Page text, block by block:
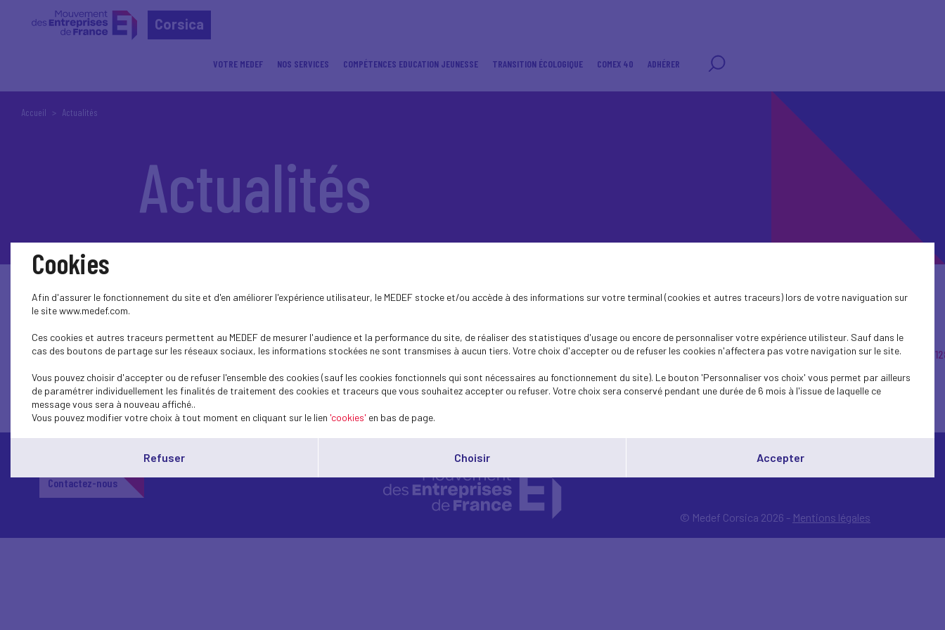
Corsica
VOTRE MEDEF NOS SERVICES COMPÉTENCES EDUCATION JEUNESSE TRANSITION ÉCOLOGIQUE COMEX 40 ADHÉRER
Accueil Actualités
Actualités
1... 155 154 153 152 151 150 149 148 147 146
145
143
141 140 139 138 137 136 135 134 133 132 131 130
Contactez-nous
© Medef Corsica 2026 - Mentions légales
Cookies
Afin d'assurer le fonctionnement du site et d'en améliorer l'expérience utilisateur, le MEDEF stocke et/ou accède à des informations sur votre terminal (cookies et autres traceurs) lors de votre naviguation sur
le site www.medef.com.
Ces cookies et autres traceurs permettent au MEDEF de mesurer l'audience et la performance du site, de réaliser des statistiques d'usage ou encore de personnaliser votre expérience utilisteur. Sauf dans le
cas des boutons de partage sur les réseaux sociaux, les informations stockées ne sont transmises à aucun tiers. Votre choix d'accepter ou de refuser les cookies n'affectera pas votre navigation sur le site.
Vous pouvez choisir d'accepter ou de refuser l'ensemble des cookies (sauf les cookies fonctionnels qui sont nécessaires au fonctionnement du site). Le bouton 'Personnaliser vos choix' vous permet par ailleurs
de paramétrer individuellement les finalités de traitement des cookies et traceurs que vous souhaitez accepter ou refuser. Votre choix sera conservé pendant une durée de 6 mois à l'issue de laquelle ce
message vous sera à nouveau affiché..
Vous pouvez modifier votre choix à tout moment en cliquant sur le lien 'cookies' en bas de page.
Refuser Choisir Accepter